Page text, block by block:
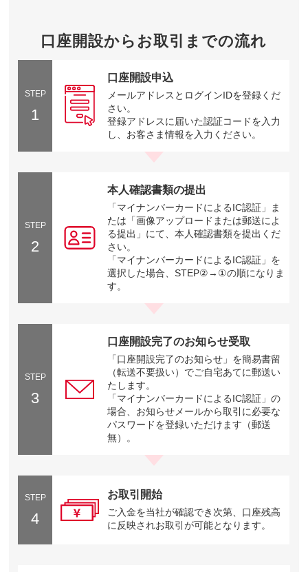
口座開設からお取引までの流れ
STEP
1
口座開設申込
メールアドレスとログインIDを登録くだ
さい。
登録アドレスに届いた認証コードを入力
し、お客さま情報を入力ください。
STEP
2
本人確認書類の提出
「マイナンバーカードによるIC認証」ま
たは「画像アップロードまたは郵送によ
る提出」にて、本人確認書類を提出くだ
さい。
「マイナンバーカードによるIC認証」を
選択した場合、STEP②→①の順になりま
す。
STEP
3
口座開設完了のお知らせ受取
「口座開設完了のお知らせ」を簡易書留
（転送不要扱い）でご自宅あてに郵送い
たします。
「マイナンバーカードによるIC認証」の
場合、お知らせメールから取引に必要な
パスワードを登録いただけます（郵送
無）。
STEP
4
お取引開始
ご入金を当社が確認でき次第、口座残高
に反映されお取引が可能となります。